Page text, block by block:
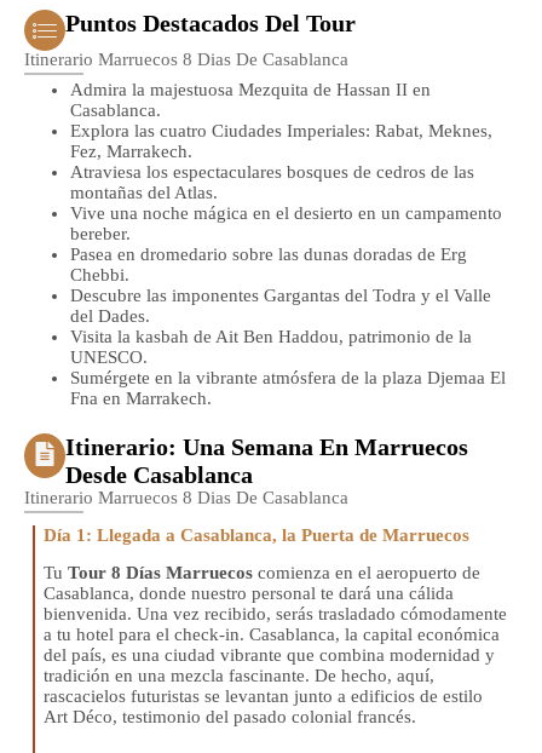
Puntos Destacados Del Tour
Itinerario Marruecos 8 Dias De Casablanca
Admira la majestuosa Mezquita de Hassan II en
Casablanca.
Explora las cuatro Ciudades Imperiales: Rabat, Meknes,
Fez, Marrakech.
Atraviesa los espectaculares bosques de cedros de las
montañas del Atlas.
Vive una noche mágica en el desierto en un campamento
bereber.
Pasea en dromedario sobre las dunas doradas de Erg
Chebbi.
Descubre las imponentes Gargantas del Todra y el Valle
del Dades.
Visita la kasbah de Ait Ben Haddou, patrimonio de la
UNESCO.
Sumérgete en la vibrante atmósfera de la plaza Djemaa El
Fna en Marrakech.
Itinerario: Una Semana En Marruecos
Desde Casablanca
Itinerario Marruecos 8 Dias De Casablanca
Día 1: Llegada a Casablanca, la Puerta de Marruecos
Tu Tour 8 Días Marruecos comienza en el aeropuerto de
Casablanca, donde nuestro personal te dará una cálida
bienvenida. Una vez recibido, serás trasladado cómodamente
a tu hotel para el check-in. Casablanca, la capital económica
del país, es una ciudad vibrante que combina modernidad y
tradición en una mezcla fascinante. De hecho, aquí,
rascacielos futuristas se levantan junto a edificios de estilo
Art Déco, testimonio del pasado colonial francés.